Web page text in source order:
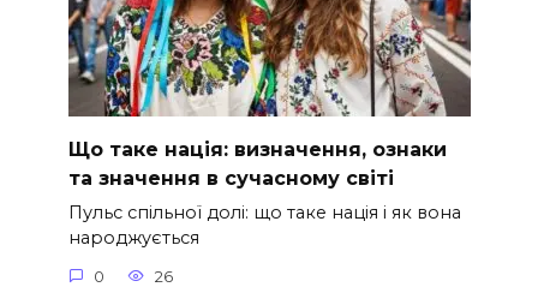
Що таке нація: визначення, ознаки
та значення в сучасному світі
Пульс спільної долі: що таке нація і як вона
народжується
0 26